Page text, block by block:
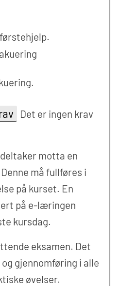
Det er ingen krav
motta en
må fullføres i
på kurset. En
på e-læringen
kursdag.
eksamen. Det
gjennomføring i alle
øvelser.